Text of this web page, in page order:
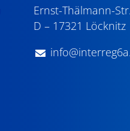
Ernst-Thälmann-
D – 17321 Löcknitz